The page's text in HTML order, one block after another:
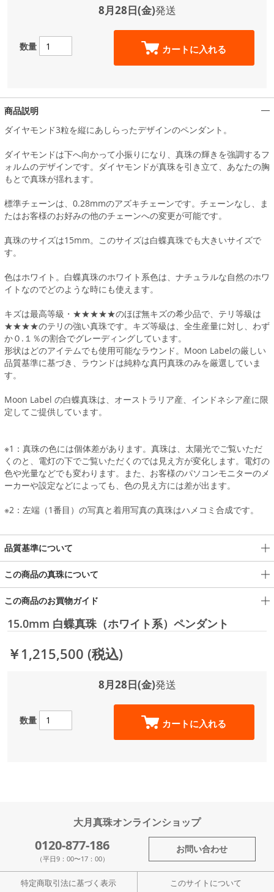
8月28日(金)発送
数量 カートに入れる
商品説明
ダイヤモンド3粒を縦にあしらったデザインのペンダント。
ダイヤモンドは下へ向かって小振りになり、真珠の輝きを強調するフ
ォルムのデザインです。ダイヤモンドが真珠を引き立て、あなたの胸
もとで真珠が揺れます。
標準チェーンは、0.28mmのアズキチェーンです。チェーンなし、ま
たはお客様のお好みの他のチェーンへの変更が可能です。
真珠のサイズは15mm。このサイズは白蝶真珠でも大きいサイズで
す。
色はホワイト。白蝶真珠のホワイト系色は、ナチュラルな自然のホワ
イトなのでどのような時にも使えます。
キズは最高等級・★★★★★のほぼ無キズの希少品で、テリ等級は
★★★★のテリの強い真珠です。キズ等級は、全生産量に対し、わず
か０.１％の割合でグレーディングしています。
形状はどのアイテムでも使用可能なラウンド。Moon Labelの厳しい
品質基準に基づき、ラウンドは純粋な真円真珠のみを厳選していま
す。
Moon Label の白蝶真珠は、オーストラリア産、インドネシア産に限
定してご提供しています。
※1：真珠の色には個体差があります。真珠は、太陽光でご覧いただ
くのと、電灯の下でご覧いただくのでは見え方が変化します。電灯の
色や光量などでも変わります。また、お客様のパソコンモニターのメ
ーカーや設定などによっても、色の見え方には差が出ます。
※2：左端（1番目）の写真と着用写真の真珠はハメコミ合成です。
品質基準について
この商品の真珠について
この商品のお買物ガイド
15.0mm 白蝶真珠（ホワイト系）ペンダント
￥1,215,500 (税込)
8月28日(金)発送
数量 カートに入れる
大月真珠オンラインショップ
0120-877-186
（平日9：00〜17：00）
お問い合わせ
特定商取引法に基づく表示 このサイトについて